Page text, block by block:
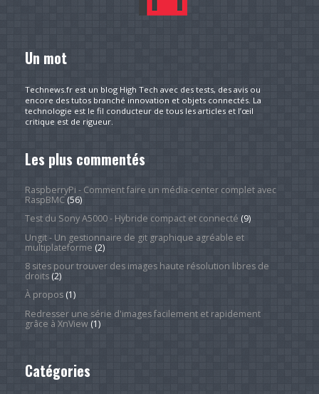
Un mot
Technews.fr est un blog High Tech avec des tests, des avis ou
encore des tutos branché innovation et objets connectés. La
technologie est le fil conducteur de tous les articles et l’œil
critique est de rigueur.
Les plus commentés
RaspberryPi - Comment faire un média-center complet avec
RaspBMC(56)
Test du Sony A5000 - Hybride compact et connecté (9)
Ungit - Un gestionnaire de git graphique agréable et
multiplateforme (2)
8 sites pour trouver des images haute résolution libres de
droits(2)
À propos(1)
Redresser une série d'images facilement et rapidement
grâce à XnView(1)
Catégories